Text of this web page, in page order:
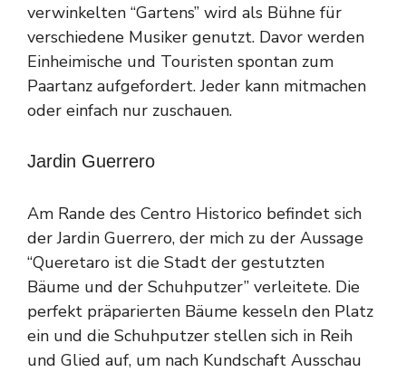
verwinkelten “Gartens” wird als Bühne für
verschiedene Musiker genutzt. Davor werden
Einheimische und Touristen spontan zum
Paartanz aufgefordert. Jeder kann mitmachen
oder einfach nur zuschauen.
Jardin Guerrero
Am Rande des Centro Historico befindet sich
der Jardin Guerrero, der mich zu der Aussage
“Queretaro ist die Stadt der gestutzten
Bäume und der Schuhputzer” verleitete. Die
perfekt präparierten Bäume kesseln den Platz
ein und die Schuhputzer stellen sich in Reih
und Glied auf, um nach Kundschaft Ausschau